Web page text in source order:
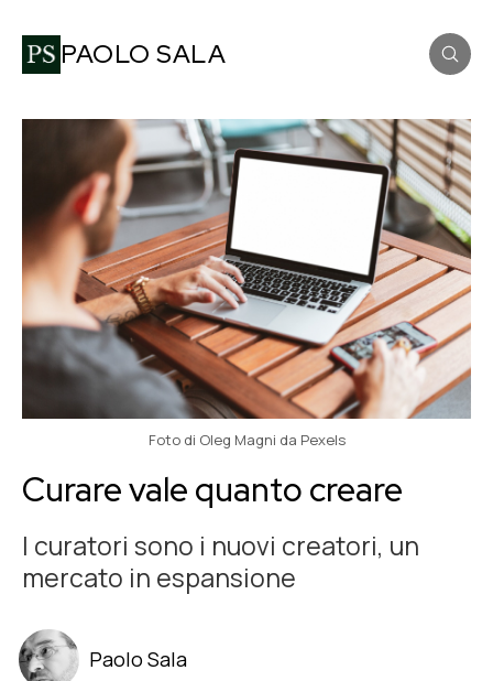
PAOLO SALA
Foto di Oleg Magni da Pexels
Curare vale quanto creare
I curatori sono i nuovi creatori, un
mercato in espansione
Paolo Sala